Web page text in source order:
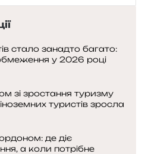
стало занадто багато:
у 2026 році
зі зростання туризму
туристів зросла
де діє
а коли потрібне